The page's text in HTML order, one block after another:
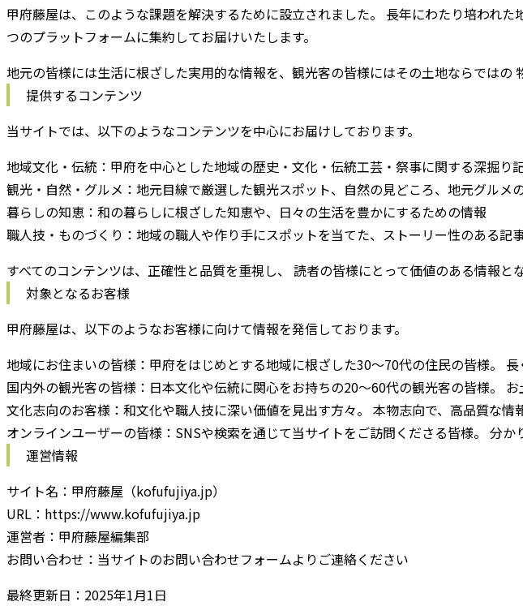
甲府藤屋は、このような課題を解決するために設立されました。 長年にわたり培われ
つのプラットフォームに集約してお届けいたします。
地元の皆様には生活に根ざした実用的な情報を、観光客の皆様にはその土地ならではの
提供するコンテンツ
当サイトでは、以下のようなコンテンツを中心にお届けしております。
地域文化・伝統： 甲府を中心とした地域の歴史・文化・伝統工芸・祭事に関する深掘り
観光・自然・グルメ： 地元目線で厳選した観光スポット、自然の見どころ、地元グルメ
暮らしの知恵： 和の暮らしに根ざした知恵や、日々の生活を豊かにするための情報
職人技・ものづくり： 地域の職人や作り手にスポットを当てた、ストーリー性のある記
すべてのコンテンツは、正確性と品質を重視し、 読者の皆様にとって価値のある情報と
対象となるお客様
甲府藤屋は、以下のようなお客様に向けて情報を発信しております。
地域にお住まいの皆様： 甲府をはじめとする地域に根ざした30〜70代の住民の皆様。
国内外の観光客の皆様： 日本文化や伝統に関心をお持ちの20〜60代の観光客の皆様。
文化志向のお客様： 和文化や職人技に深い価値を見出す方々。 本物志向で、高品質な情
オンラインユーザーの皆様： SNSや検索を通じて当サイトをご訪問くださる皆様。 分
運営情報
サイト名： 甲府藤屋（kofufujiya.jp）
URL： https://www.kofufujiya.jp
運営者： 甲府藤屋編集部
お問い合わせ： 当サイトのお問い合わせフォームよりご連絡ください
最終更新日：2025年1月1日